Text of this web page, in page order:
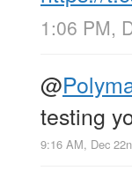
1:06 PM,
@
testing
9:16 AM, Dec